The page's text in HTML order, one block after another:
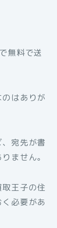
無料で送
はありが
宛先が書
ません。
王子の住
必要があ